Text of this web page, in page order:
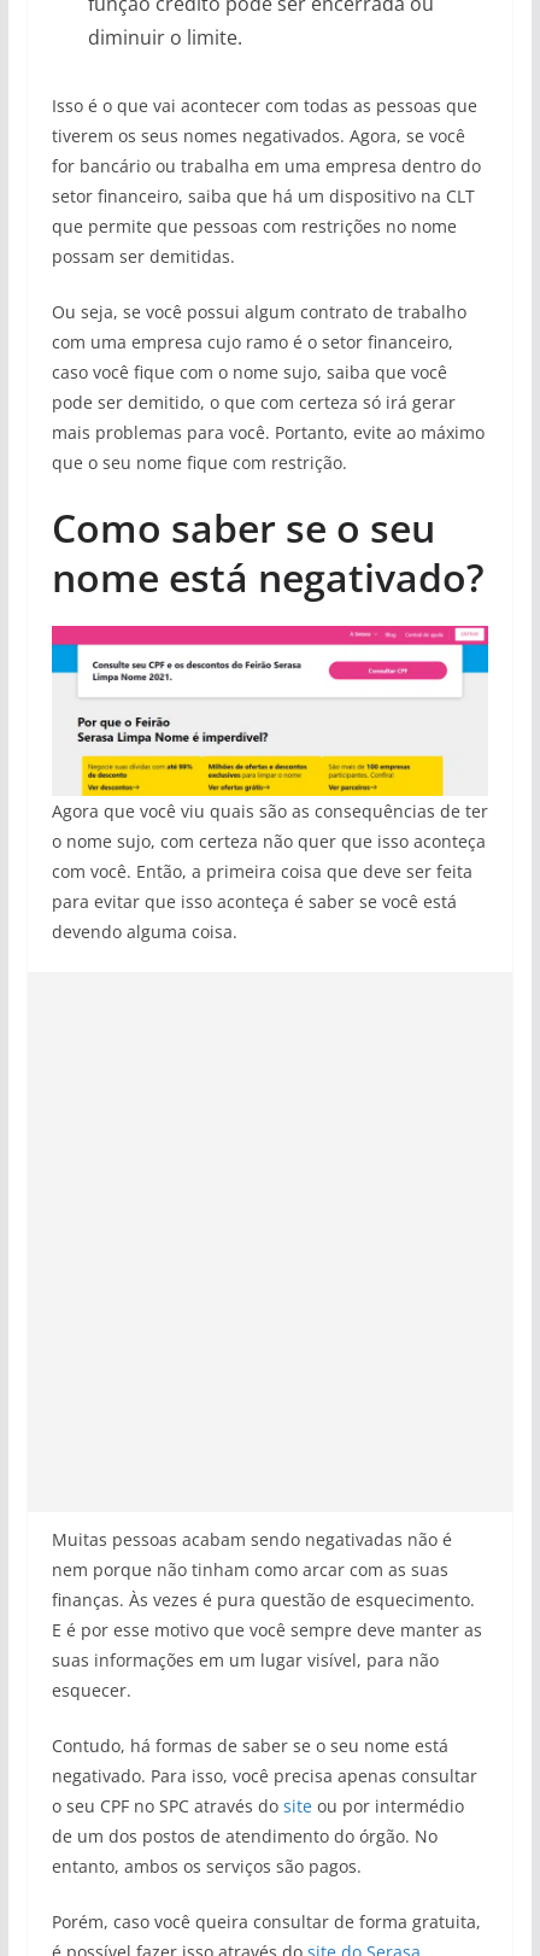
diminuir o limite.
Isso é o que vai acontecer com todas as pessoas que
tiverem os seus nomes negativados. Agora, se você
for bancário ou trabalha em uma empresa dentro do
setor financeiro, saiba que há um dispositivo na CLT
que permite que pessoas com restrições no nome
possam ser demitidas.
Ou seja, se você possui algum contrato de trabalho
com uma empresa cujo ramo é o setor financeiro,
caso você fique com o nome sujo, saiba que você
pode ser demitido, o que com certeza só irá gerar
mais problemas para você. Portanto, evite ao máximo
que o seu nome fique com restrição.
Como saber se o seu
nome está negativado?
Agora que você viu quais são as consequências de ter
o nome sujo, com certeza não quer que isso aconteça
com você. Então, a primeira coisa que deve ser feita
para evitar que isso aconteça é saber se você está
devendo alguma coisa.
Muitas pessoas acabam sendo negativadas não é
nem porque não tinham como arcar com as suas
finanças. Às vezes é pura questão de esquecimento.
E é por esse motivo que você sempre deve manter as
suas informações em um lugar visível, para não
esquecer.
Contudo, há formas de saber se o seu nome está
negativado. Para isso, você precisa apenas consultar
o seu CPF no SPC através do siteou por intermédio
de um dos postos de atendimento do órgão. No
entanto, ambos os serviços são pagos.
Porém, caso você queira consultar de forma gratuita,